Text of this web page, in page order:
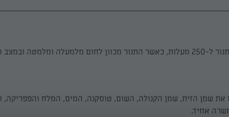
ומלמטה ובמצב טורבו.
שמן הזית, שמן הקנולה, השום, טוסקנה, המים, המלח והפפריקה,
אחיד.